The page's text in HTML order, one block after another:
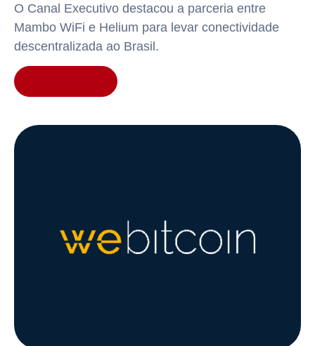
O Canal Executivo destacou a parceria entre
Mambo WiFi e Helium para levar conectividade
descentralizada ao Brasil.